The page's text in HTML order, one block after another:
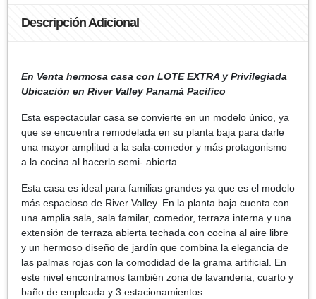
Descripción Adicional
En Venta hermosa casa con LOTE EXTRA y Privilegiada
Ubicación en River Valley Panamá Pacífico
Esta espectacular casa se convierte en un modelo único, ya
que se encuentra remodelada en su planta baja para darle
una mayor amplitud a la sala-comedor y más protagonismo
a la cocina al hacerla semi- abierta.
Esta casa es ideal para familias grandes ya que es el modelo
más espacioso de River Valley. En la planta baja cuenta con
una amplia sala, sala familar, comedor, terraza interna y una
extensión de terraza abierta techada con cocina al aire libre
y un hermoso diseño de jardín que combina la elegancia de
las palmas rojas con la comodidad de la grama artificial. En
este nivel encontramos también zona de lavanderia, cuarto y
baño de empleada y 3 estacionamientos.